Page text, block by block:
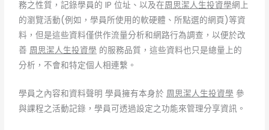
務之性質，記錄學員的 IP 位址、以及在周思潔人生投資學網上
的瀏覽活動(例如，學員所使用的軟硬體、所點選的網頁)等資
料，但是這些資料僅供作流量分析和網路行為調查，以便於改
善 周思潔人生投資學 的服務品質，這些資料也只是總量上的
分析，不會和特定個人相連繫。
學員之內容和資料聲明 學員擁有本身於 周思潔人生投資學 參
與課程之活動記錄，學員可透過設定之功能來管理分享資訊。